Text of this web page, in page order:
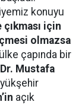
konuyu
için
olmazsa
çapında bir
Mustafa
açık